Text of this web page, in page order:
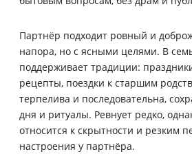
Партнёр подходит ровный и
напора, но с ясными целями. В
поддерживает традиции:
рецепты, поездки к старшим
терпелива и последовательна,
дня и ритуалы. Ревнует редко,
относится к скрытности и резким
настроения у партнёра.